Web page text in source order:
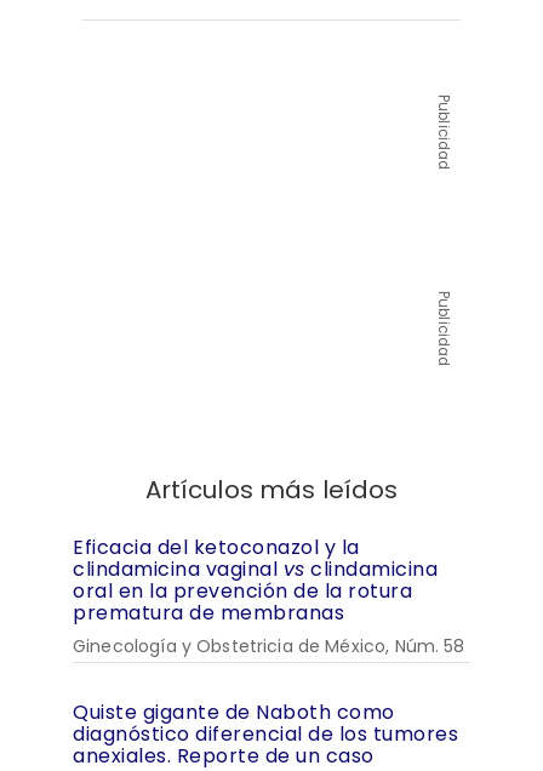
Publicidad
Publicidad
Artículos más leídos
Eficacia del ketoconazol y la
clindamicina vaginal vs clindamicina
oral en la prevención de la rotura
prematura de membranas
Ginecología y Obstetricia de México, Núm. 58
Quiste gigante de Naboth como
diagnóstico diferencial de los tumores
anexiales. Reporte de un caso